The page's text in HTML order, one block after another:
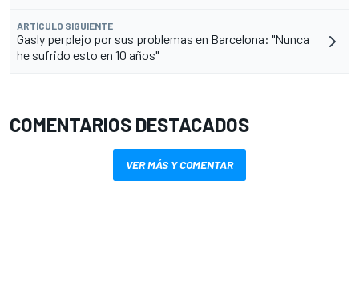
ARTÍCULO SIGUIENTE
Gasly perplejo por sus problemas en Barcelona: "Nunca
he sufrido esto en 10 años"
COMENTARIOS DESTACADOS
VER MÁS Y COMENTAR